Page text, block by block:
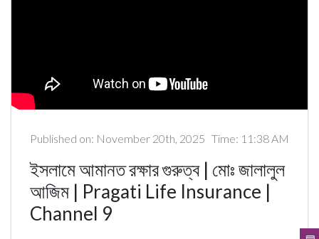
Published on: November 20th, 2025 Time: 11:38 AM
ইসলামে আমানত রক্ষার গুরুত্ব | মোঃ জালালুল
আজিম | Pragati Life Insurance |
Channel 9